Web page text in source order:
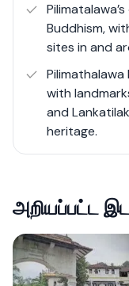
Buddhism,
sites in and
with
and
heritage.
அறியப்பட்ட